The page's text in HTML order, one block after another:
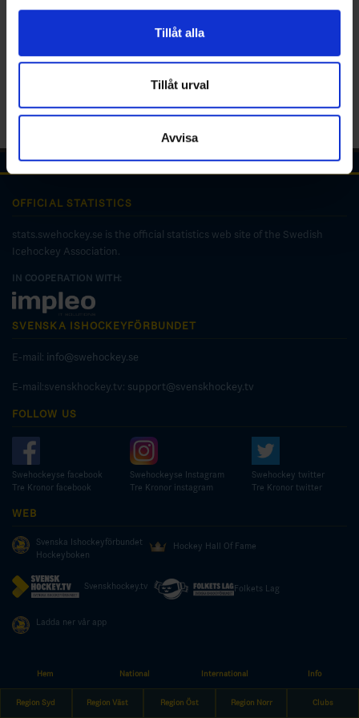
för sociala medier och analysera vår trafik. Vi
vidarebefordrar även sådana identifierare och annan
annons- och analysföretag som vi samarbetar med.
Dessa kan i sin tur kombinera informationen med annan
information som du har tillhandahållit eller som de har
samlat in när du har använt deras tjänster.
Tillåt alla
Tillåt urval
Avvisa
Hem National International Info
Region Syd Region Väst Region Öst Region Norr Clubs
OFFICIAL STATISTICS
stats.swehockey.se is the official statistics web site of the Swedish
Icehockey Association.
IN COOPERATION WITH:
SVENSKA ISHOCKEYFÖRBUNDET
E-mail: info@swehockey.se
E-mail:svenskhockey.tv: support@svenskhockey.tv
FOLLOW US
Swehockeyse facebook
Tre Kronor facebook
Swehockeyse Instagram
Tre Kronor instagram
Swehockey twitter
Tre Kronor twitter
WEB
Svenska Ishockeyförbundet
Hockeyboken
Hockey Hall Of Fame
Svenskhockey.tv Folkets Lag
Ladda ner vår app